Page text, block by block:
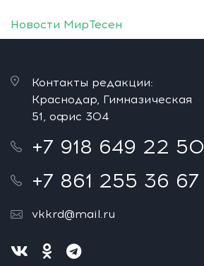
Новости МирТесен
Контакты редакции:
Краснодар, Гимназическая
51, офис 304
+7 918 649 22 50
+7 861 255 36 67
vkkrd@mail.ru